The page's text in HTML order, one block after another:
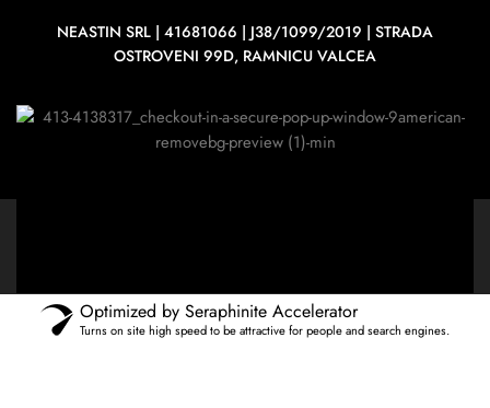
NEASTIN SRL | 41681066 | J38/1099/2019 | STRADA
OSTROVENI 99D, RAMNICU VALCEA
Optimized by Seraphinite Accelerator
Turns on site high speed to be attractive for people and search engines.